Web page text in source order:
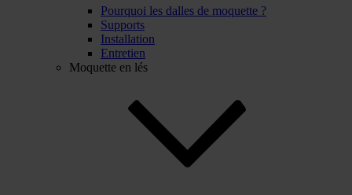
Pourquoi les dalles de moquette ?
Supports
Installation
Entretien
Moquette en lés